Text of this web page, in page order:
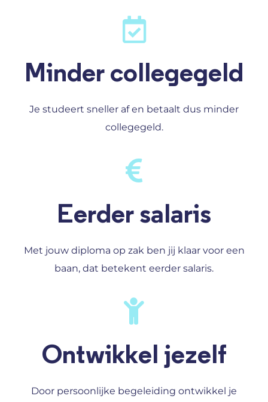
Minder collegegeld
Je studeert sneller af en betaalt dus minder
collegegeld.
Eerder salaris
Met jouw diploma op zak ben jij klaar voor een
baan, dat betekent eerder salaris.
Ontwikkel jezelf
Door persoonlijke begeleiding ontwikkel je